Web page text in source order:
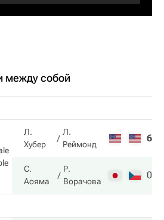
между собой
Л.
Хубер
Л.
Реймонд
6
С.
Аояма
Р.
Ворачова
0